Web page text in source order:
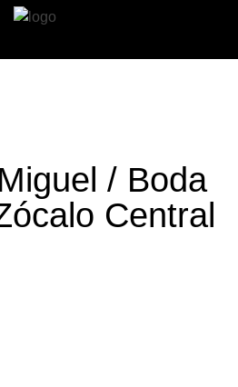
/ Boda
Central